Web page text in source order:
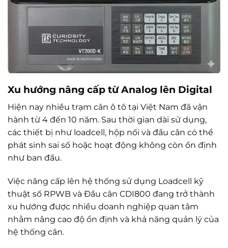
Xu hướng nâng cấp từ Analog lên Digital
Hiện nay nhiều trạm cân ô tô tại Việt Nam đã vận
hành từ 4 đến 10 năm. Sau thời gian dài sử dụng,
các thiết bị như loadcell, hộp nối và đầu cân có thể
phát sinh sai số hoặc hoạt động không còn ổn định
như ban đầu.
Việc nâng cấp lên hệ thống sử dụng Loadcell kỹ
thuật số RPWB và Đầu cân CDI800 đang trở thành
xu hướng được nhiều doanh nghiệp quan tâm
nhằm nâng cao độ ổn định và khả năng quản lý của
hệ thống cân.